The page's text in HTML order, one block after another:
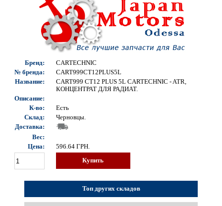
Бренд:
CARTECHNIC
№ бренда:
CART999CT12PLUS5L
Название:
CART999 CT12 PLUS 5L CARTECHNIC - ATR,
КОНЦЕНТРАТ ДЛЯ РАДИАТ.
Описание:
К-во:
Есть
Склад:
Черновцы.
Доставка:
Вес:
Цена:
596.64 ГРН.
Купить
Топ других складов